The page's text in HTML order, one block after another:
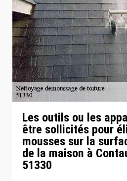
Les outils ou les
être sollicités pour
mousses sur la
de la maison à
51330